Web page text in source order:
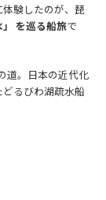
験したのが、琵
」 を巡る船旅で
道。日本の近代化
るびわ湖疏水船